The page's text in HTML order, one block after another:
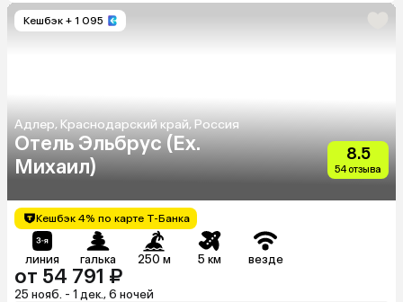
Кешбэк + 1 095
Адлер, Краснодарский край, Россия
Отель Эльбрус (Ex.
Михаил)
8.5
54 отзыва
Кешбэк 4% по карте Т-Банка
линия галька 250 м 5 км везде
от 54 791 ₽
25 нояб. - 1 дек., 6 ночей